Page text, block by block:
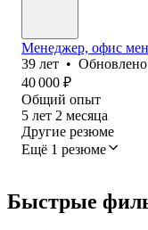
Менеджер, офис
39 лет • Обновлено
40 000 ₽
Общий опыт
5 лет 2 месяца
Другие резюме
Ещё 1 резюме
Быстрые